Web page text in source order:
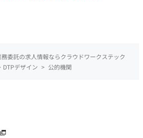
委託の求人情報ならクラウドワークステック
DTPデザイン > 公的機関